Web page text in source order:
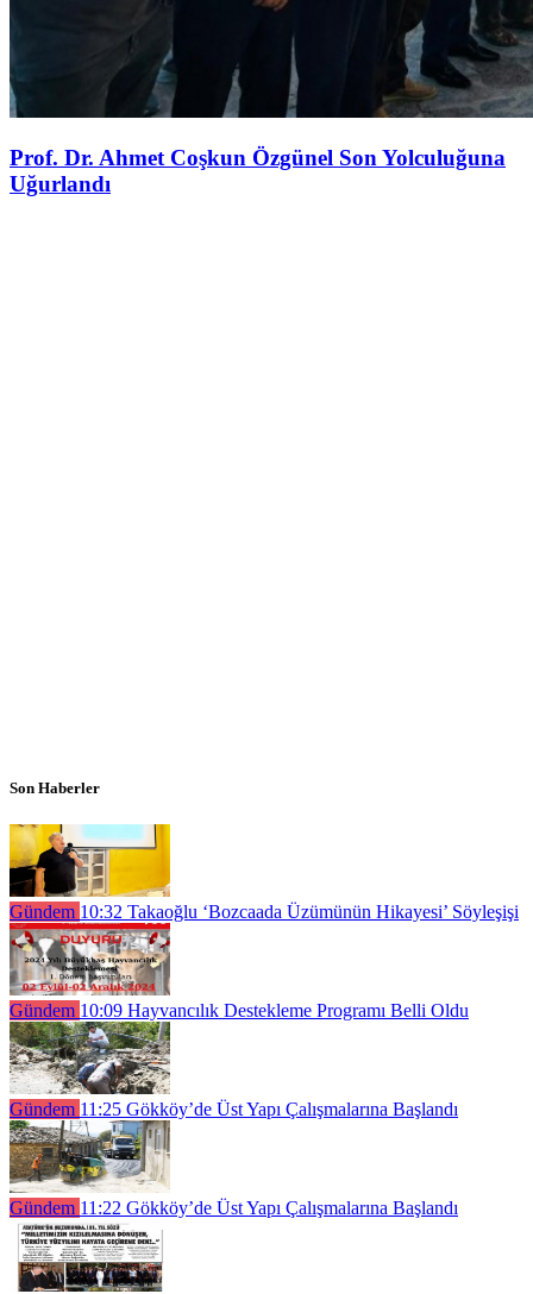
Prof. Dr. Ahmet Coşkun Özgünel Son Yolculuğuna
Uğurlandı
Son Haberler
Gündem 10:32 Takaoğlu ‘Bozcaada Üzümünün Hikayesi’ Söyleşişi
Gündem 10:09 Hayvancılık Destekleme Programı Belli Oldu
Gündem 11:25 Gökköy’de Üst Yapı Çalışmalarına Başlandı
Gündem 11:22 Gökköy’de Üst Yapı Çalışmalarına Başlandı